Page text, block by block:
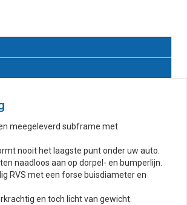
meegeleverd subframe met
nooit het laagste punt onder uw auto.
naadloos aan op dorpel- en bumperlijn.
RVS met een forse buisdiameter en
en toch licht van gewicht.